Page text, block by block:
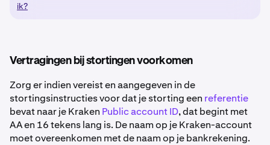
ik?
Vertragingen bij stortingen voorkomen
Zorg er indien vereist en aangegeven in de
stortingsinstructies voor dat je storting een referentie
bevat naar je Kraken Public account ID, dat begint met
AA en 16 tekens lang is. De naam op je Kraken-account
moet overeenkomen met de naam op je bankrekening.